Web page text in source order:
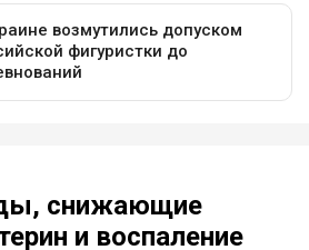
снижающие
и воспаление